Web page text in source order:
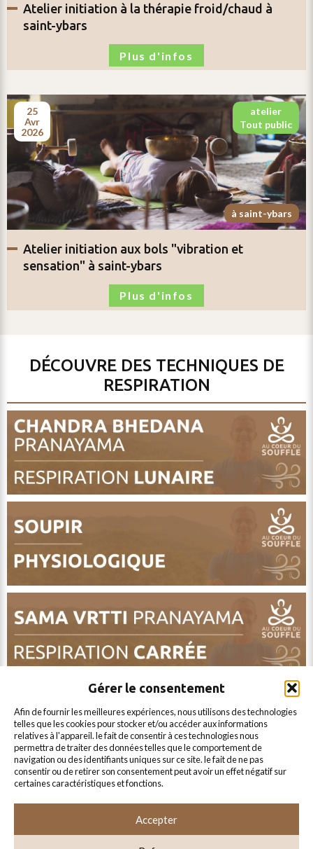
Gérer le consentement
afin de fournir les meilleures expériences, nous utilisons des technologies
telles que les cookies pour stocker et/ou accéder aux informations
relatives à l'appareil. le fait de consentir à ces technologies nous
permettra de traiter des données telles que le comportement de
navigation ou des identifiants uniques sur ce site. le fait de ne pas
consentir ou de retirer son consentement peut avoir un effet négatif sur
certaines caractéristiques et fonctions.
Accepter
atelier initiation à la thérapie froid/chaud à
saint-ybars
Plus d'infos
25
avr
2026
atelier
tout public
à saint-ybars
atelier initiation aux bols "vibration et
sensation" à saint-ybars
Plus d'infos
DÉCOUVRE DES TECHNIQUES DE
RESPIRATION